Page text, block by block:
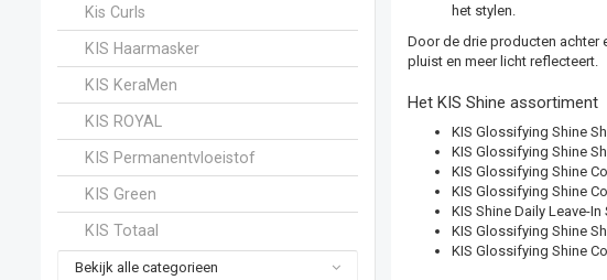
Kis Curls
KIS Haarmasker
KIS KeraMen
KIS ROYAL
KIS Permanentvloeistof
KIS Green
KIS Totaal
Bekijk alle categorieen
het stylen.
Door de drie producten achter
pluist en meer licht reflecteert.
Het KIS Shine assortiment
KIS Glossifying Shine
KIS Glossifying Shine
KIS Glossifying Shine
KIS Glossifying Shine
KIS Shine Daily Leave-In
KIS Glossifying Shine
KIS Glossifying Shine